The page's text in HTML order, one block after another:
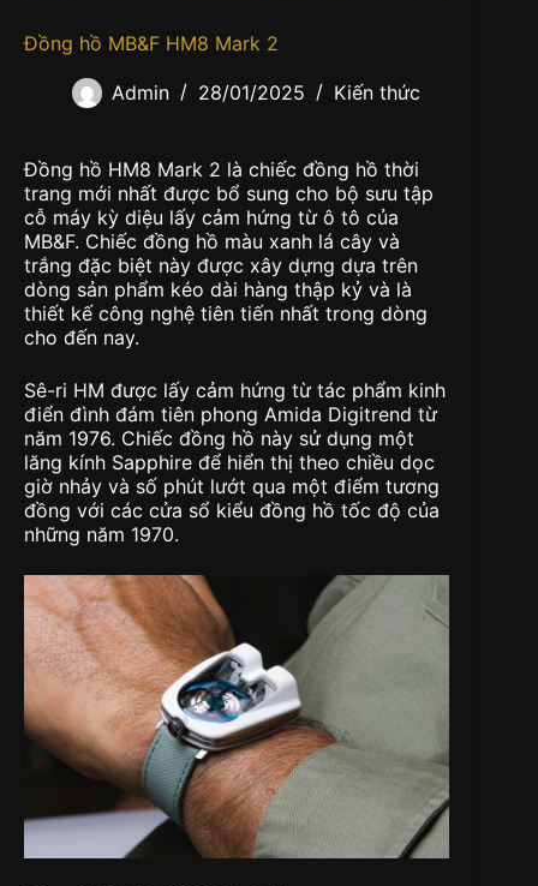
Đồng hồ MB&F HM8 Mark 2
Admin 28/01/2025 Kiến thức
Đồng hồ HM8 Mark 2 là chiếc đồng hồ thời
trang mới nhất được bổ sung cho bộ sưu tập
cỗ máy kỳ diệu lấy cảm hứng từ ô tô của
MB&F. Chiếc đồng hồ màu xanh lá cây và
trắng đặc biệt này được xây dựng dựa trên
dòng sản phẩm kéo dài hàng thập kỷ và là
thiết kế công nghệ tiên tiến nhất trong dòng
cho đến nay.
Sê-ri HM được lấy cảm hứng từ tác phẩm kinh
điển đình đám tiên phong Amida Digitrend từ
năm 1976. Chiếc đồng hồ này sử dụng một
lăng kính Sapphire để hiển thị theo chiều dọc
giờ nhảy và số phút lướt qua một điểm tương
đồng với các cửa sổ kiểu đồng hồ tốc độ của
những năm 1970.